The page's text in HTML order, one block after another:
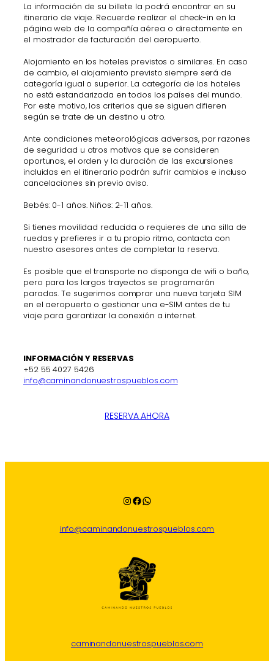
La información de su billete la podrá encontrar en su
itinerario de viaje. Recuerde realizar el check-in en la
página web de la compañía aérea o directamente en
el mostrador de facturación del aeropuerto.
Alojamiento en los hoteles previstos o similares. En caso
de cambio, el alojamiento previsto siempre será de
categoría igual o superior. La categoría de los hoteles
no está estandarizada en todos los países del mundo.
Por este motivo, los criterios que se siguen difieren
según se trate de un destino u otro.
Ante condiciones meteorológicas adversas, por razones
de seguridad u otros motivos que se consideren
oportunos, el orden y la duración de las excursiones
incluidas en el itinerario podrán sufrir cambios e incluso
cancelaciones sin previo aviso.
Bebés: 0-1 años. Niños: 2-11 años.
Si tienes movilidad reducida o requieres de una silla de
ruedas y prefieres ir a tu propio ritmo, contacta con
nuestro asesores antes de completar la reserva.
Es posible que el transporte no disponga de wifi o baño,
pero para los largos trayectos se programarán
paradas. Te sugerimos comprar una nueva tarjeta SIM
en el aeropuerto o gestionar una e-SIM antes de tu
viaje para garantizar la conexión a internet.
INFORMACIÓN Y RESERVAS
+52 55 4027 5426
info@caminandonuestrospueblos.com
RESERVA AHORA
InstagramFacebook WhatsApp
info@caminandonuestrospueblos.com
caminandonuestrospueblos.com